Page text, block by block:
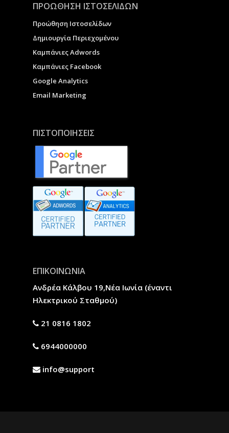
ΠΡΟΩΘΗΣΗ ΙΣΤΟΣΕΛΙΔΩΝ
Προώθηση Ιστοσελίδων
Δημιουργία Περιεχομένου
Καμπάνιες Adwords
Καμπάνιες Facebook
Google Analytics
Email Marketing
ΠΙΣΤΟΠΟΙΗΣΕΙΣ
ΕΠΙΚΟΙΝΩΝΙΑ
Ανδρέα Κάλβου 19,Νέα Ιωνία (έναντι
Ηλεκτρικού Σταθμού)
21 0816 1802
6944000000
info@support